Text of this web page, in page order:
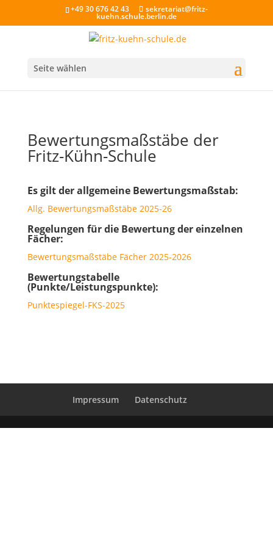
+49 30 676 42 43 sekretariat@fritz-
kuehn.schule.berlin.de
Seite wählen
Bewertungsmaßstäbe der
Fritz-Kühn-Schule
Es gilt der allgemeine Bewertungsmaßstab:
Allg. Bewertungsmaßstäbe 2025-26
Regelungen für die Bewertung der einzelnen
Fächer:
Bewertungsmaßstäbe Fächer 2025-2026
Bewertungstabelle
(Punkte/Leistungspunkte):
Punktespiegel-FKS-2025
Impressum Datenschutz